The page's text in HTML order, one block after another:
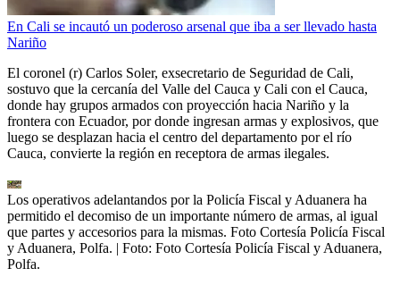
En Cali se incautó un poderoso arsenal que iba a ser llevado hasta
Nariño
El coronel (r) Carlos Soler, exsecretario de Seguridad de Cali,
sostuvo que la cercanía del Valle del Cauca y Cali con el Cauca,
donde hay grupos armados con proyección hacia Nariño y la
frontera con Ecuador, por donde ingresan armas y explosivos, que
luego se desplazan hacia el centro del departamento por el río
Cauca, convierte la región en receptora de armas ilegales.
Los operativos adelantandos por la Policía Fiscal y Aduanera ha
permitido el decomiso de un importante número de armas, al igual
que partes y accesorios para la mismas. Foto Cortesía Policía Fiscal
y Aduanera, Polfa. | Foto: Foto Cortesía Policía Fiscal y Aduanera,
Polfa.